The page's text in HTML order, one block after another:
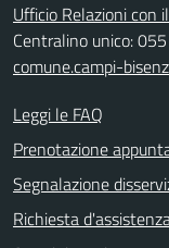
Ufficio Relazioni con
Centralino unico:
comune.campi-
Leggi le FAQ
Prenotazione
Segnalazione
Richiesta